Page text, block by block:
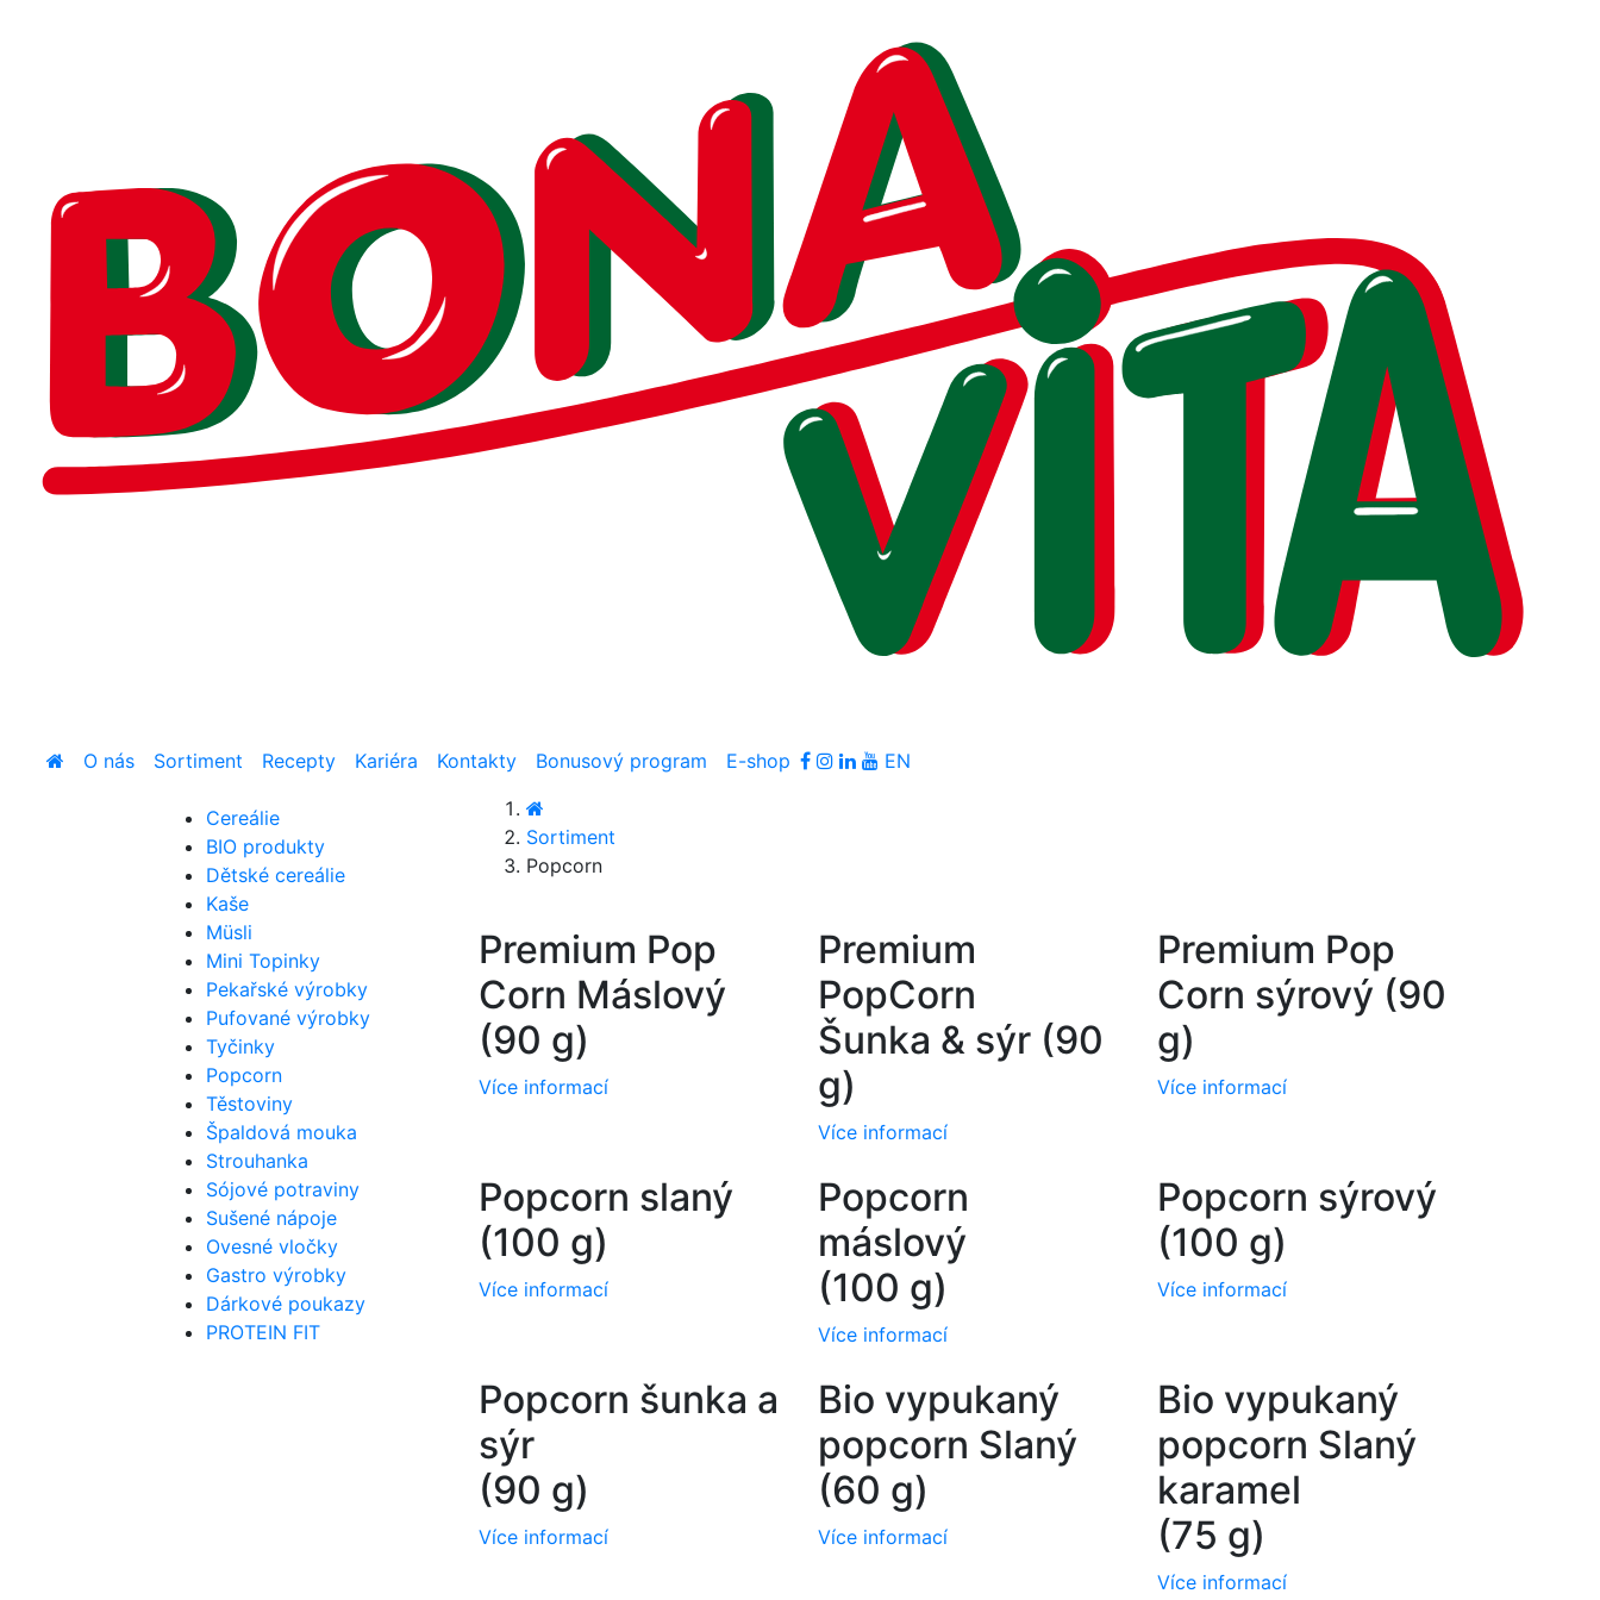
O nás Sortiment Recepty Kariéra Kontakty Bonusový program E-shop EN
Cereálie
BIO produkty
Dětské cereálie
Kaše
Müsli
Mini Topinky
Pekařské výrobky
Pufované výrobky
Tyčinky
Popcorn
Těstoviny
Špaldová mouka
Strouhanka
Sójové potraviny
Sušené nápoje
Ovesné vločky
Gastro výrobky
Dárkové poukazy
PROTEIN FIT
Sortiment
Popcorn
Premium Pop
Corn Máslový
(90 g)
Více informací
Premium
PopCorn
Šunka & sýr (90
g)
Více informací
Premium Pop
Corn sýrový (90
g)
Více informací
Popcorn slaný
(100 g)
Více informací
Popcorn
máslový
(100 g)
Více informací
Popcorn sýrový
(100 g)
Více informací
Popcorn šunka a
sýr
(90 g)
Více informací
Bio vypukaný
popcorn Slaný
​​​​​​​(60 g)
Více informací
Bio vypukaný
popcorn Slaný
karamel
​​​​​​​(75 g)
Více informací